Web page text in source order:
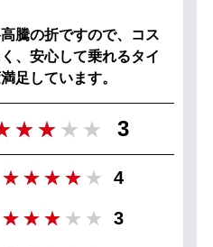
騰の折ですので、コス
、安心して乗れるタイ
足しています。
3
4
3